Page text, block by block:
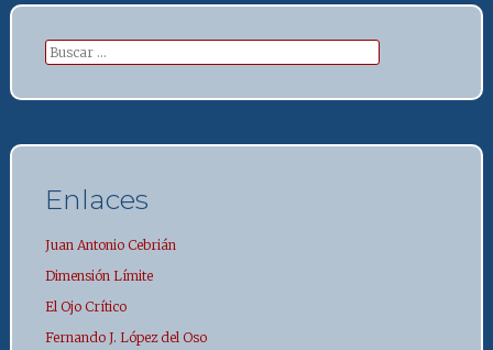
Buscar:
Enlaces
Juan Antonio Cebrián
Dimensión Límite
El Ojo Crítico
Fernando J. López del Oso